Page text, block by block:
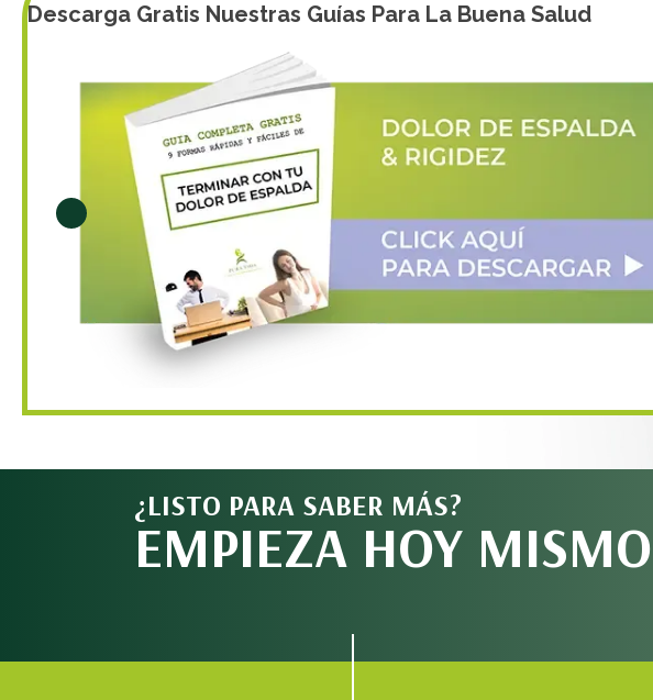
Descarga Gratis Nuestras Guías Para La Buena Salud
¿LISTO PARA SABER MÁS?
EMPIEZA HOY MISMO